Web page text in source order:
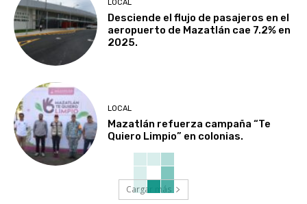
LOCAL
Desciende el flujo de pasajeros en el
aeropuerto de Mazatlán cae 7.2% en
2025.
LOCAL
Mazatlán refuerza campaña “Te
Quiero Limpio” en colonias.
Cargar más